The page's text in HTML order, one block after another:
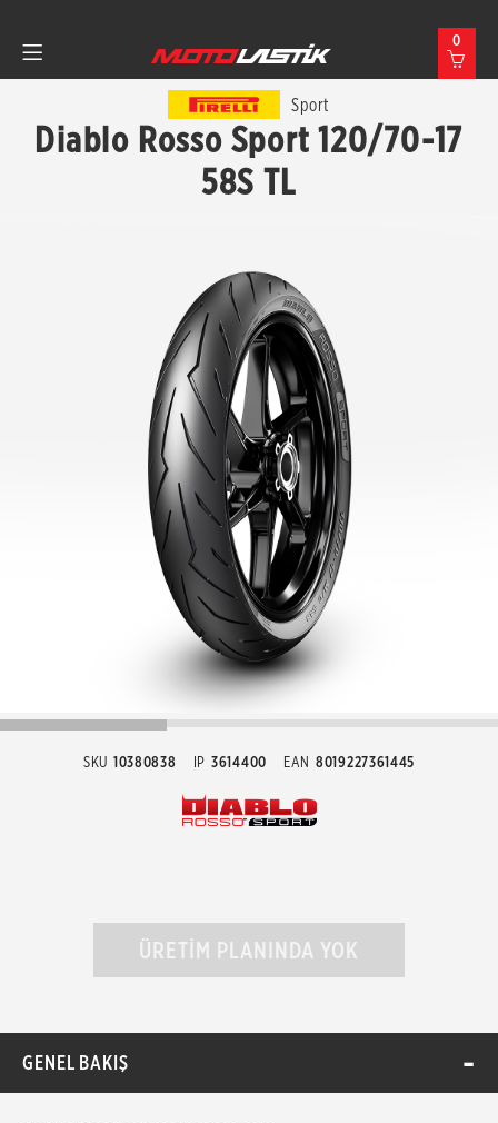
0
Sport
Diablo Rosso Sport 120/70-17
58S TL
SKU 10380838 IP 3614400 EAN 8019227361445
ÜRETİM PLANINDA YOK
GENEL BAKIŞ